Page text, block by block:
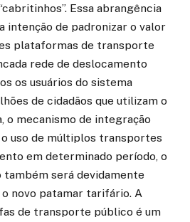
Essa abrangência
intenção de padronizar o valor
plataformas de transporte
rede de deslocamento
os usuários do sistema
de cidadãos que utilizam o
o mecanismo de integração
uso de múltiplos transportes
em determinado período, o
será devidamente
novo patamar tarifário. A
de transporte público é um